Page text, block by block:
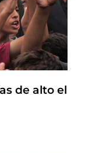
de alto el